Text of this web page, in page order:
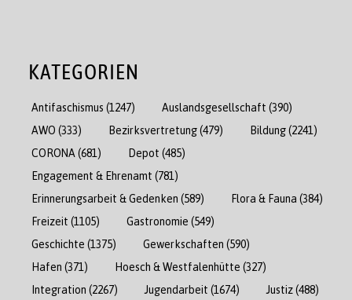
KATEGORIEN
Antifaschismus (1247) Auslandsgesellschaft (390)
AWO (333) Bezirksvertretung(479) Bildung(2241)
CORONA (681) Depot (485)
Engagement & Ehrenamt (781)
Erinnerungsarbeit & Gedenken (589) Flora & Fauna (384)
Freizeit (1105) Gastronomie (549)
Geschichte (1375) Gewerkschaften (590)
Hafen (371) Hoesch & Westfalenhütte (327)
Integration (2267) Jugendarbeit (1674) Justiz(488)